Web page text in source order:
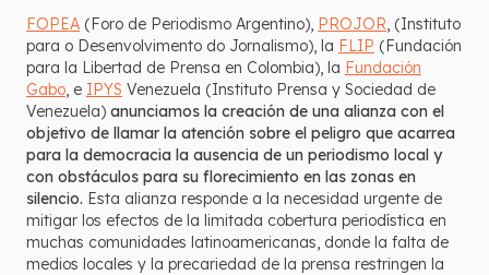
FOPEA (Foro de Periodismo Argentino), PROJOR, (Instituto
para o Desenvolvimento do Jornalismo), la FLIP (Fundación
para la Libertad de Prensa en Colombia), la Fundación
Gabo, e IPYS Venezuela (Instituto Prensa y Sociedad de
Venezuela) anunciamos la creación de una alianza con el
objetivo de llamar la atención sobre el peligro que acarrea
para la democracia la ausencia de un periodismo local y
con obstáculos para su florecimiento en las zonas en
silencio. Esta alianza responde a la necesidad urgente de
mitigar los efectos de la limitada cobertura periodística en
muchas comunidades latinoamericanas, donde la falta de
medios locales y la precariedad de la prensa restringen la